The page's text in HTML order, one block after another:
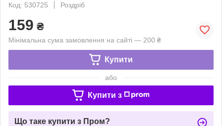
Код: 530725
Роздріб
159 ₴
Мінімальна сума замовлення на сайті — 200 ₴
Купити
або
Купити з
Що таке купити з Пром?